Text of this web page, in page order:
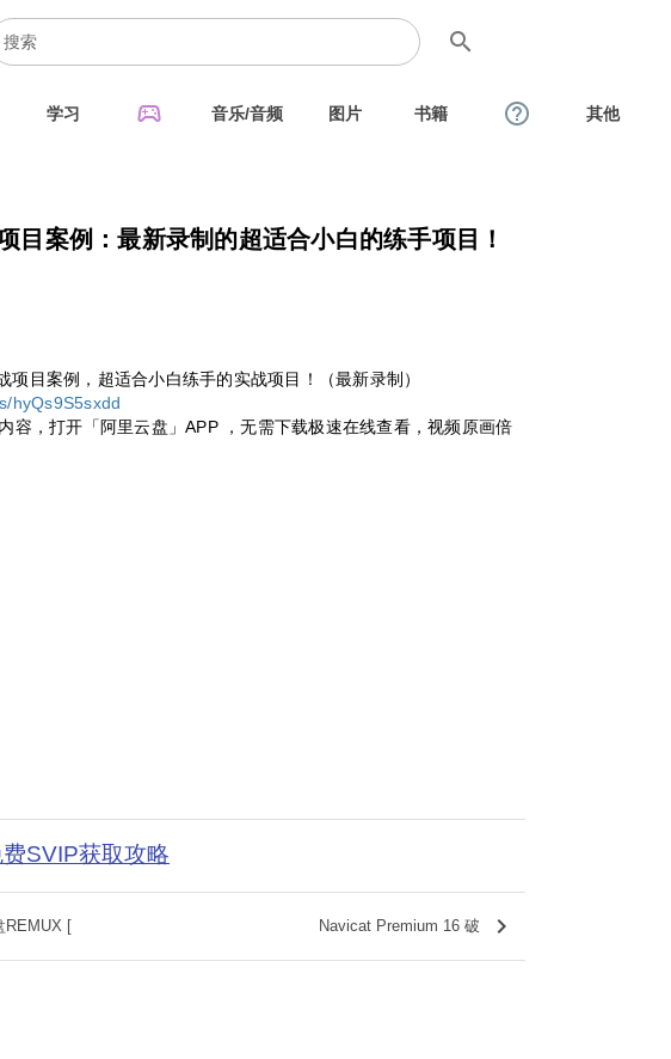
search
学习 sports_esports 音乐/音频 图片 书籍 help_outline 其他
目案例：最新录制的超适合小白的练手项目！
项目案例，超适合小白练手的实战项目！（最新录制）
hyQs9S5sxdd
容，打开「阿里云盘」APP ，无需下载极速在线查看，视频原画倍
SVIP获取攻略
REMUX [ Navicat Premium 16 破 keyboard_arrow_right